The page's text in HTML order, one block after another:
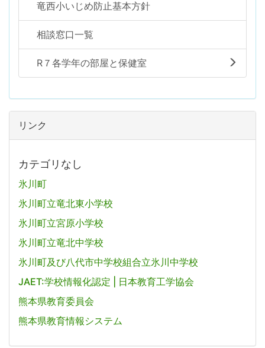
竜西小いじめ防止基本方針
相談窓口一覧
R７各学年の部屋と保健室
リンク
カテゴリなし
氷川町
氷川町立竜北東小学校
氷川町立宮原小学校
氷川町立竜北中学校
氷川町及び八代市中学校組合立氷川中学校
JAET:学校情報化認定 | 日本教育工学協会
熊本県教育委員会
熊本県教育情報システム